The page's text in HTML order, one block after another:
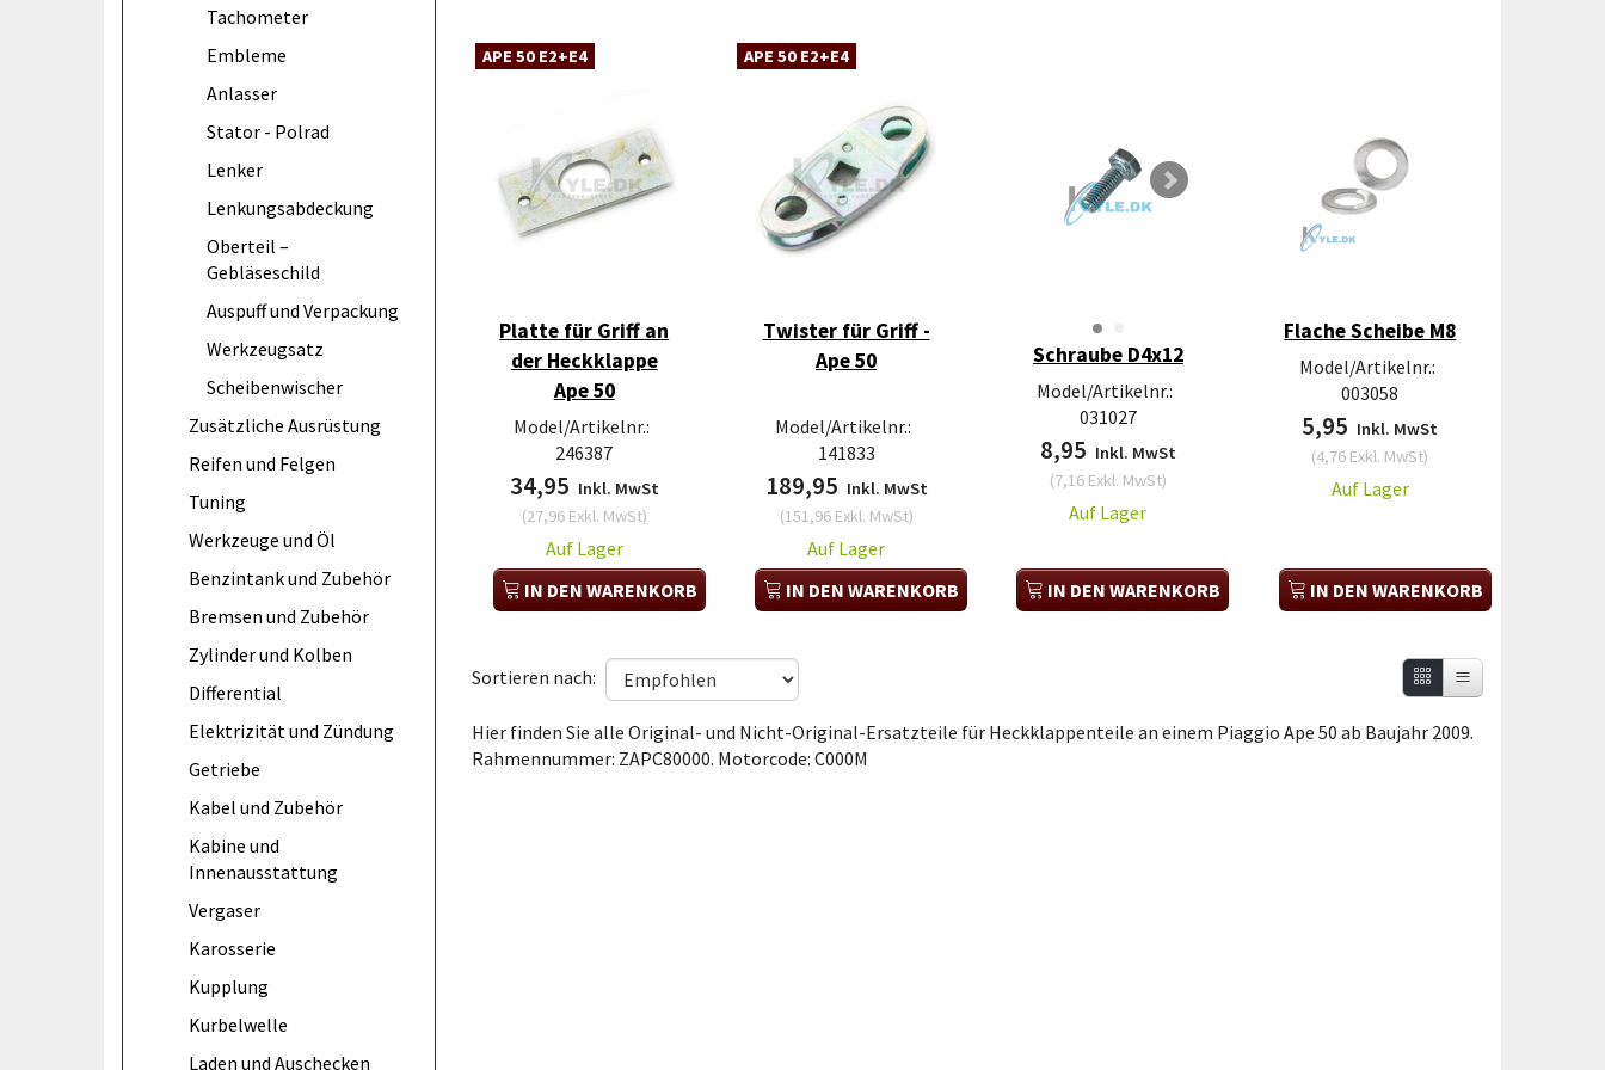
Tachometer
Embleme
Anlasser
Stator - Polrad
Lenker
Lenkungsabdeckung
Oberteil –
Gebläseschild
Auspuff und Verpackung
Werkzeugsatz
Scheibenwischer
Zusätzliche Ausrüstung
Reifen und Felgen
Tuning
Werkzeuge und Öl
Benzintank und Zubehör
Bremsen und Zubehör
Zylinder und Kolben
Differential
Elektrizität und Zündung
Getriebe
Kabel und Zubehör
Kabine und
Innenausstattung
Vergaser
Karosserie
Kupplung
Kurbelwelle
Laden und Auschecken
APE 50 E2+E4
Platte für Griff an
der Heckklappe
Ape 50
Model/Artikelnr.:
246387
34,95 Inkl. MwSt
(27,96Exkl. MwSt)
Auf Lager
IN DEN WARENKORB
APE 50 E2+E4
Twister für Griff -
Ape 50
Model/Artikelnr.:
141833
189,95 Inkl. MwSt
(151,96Exkl. MwSt)
Auf Lager
IN DEN WARENKORB
Schraube D4x12
Model/Artikelnr.:
031027
8,95 Inkl. MwSt
(7,16Exkl. MwSt)
Auf Lager
IN DEN WARENKORB
Flache Scheibe M8
Model/Artikelnr.:
003058
5,95 Inkl. MwSt
(4,76 Exkl. MwSt)
Auf Lager
IN DEN WARENKORB
Sortieren nach:
Hier finden Sie alle Original- und Nicht-Original-Ersatzteile für Heckklappenteile an einem Piaggio Ape 50 ab Baujahr 2009.
Rahmennummer: ZAPC80000. Motorcode: C000M